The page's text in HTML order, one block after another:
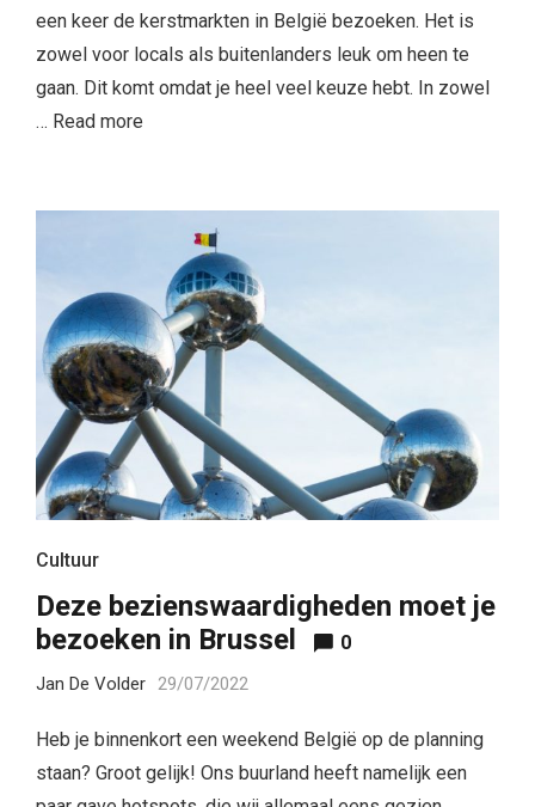
een keer de kerstmarkten in België bezoeken. Het is
zowel voor locals als buitenlanders leuk om heen te
gaan. Dit komt omdat je heel veel keuze hebt. In zowel
… Read more
Cultuur
Deze bezienswaardigheden moet je
bezoeken in Brussel
0
Jan De Volder 29/07/2022
Heb je binnenkort een weekend België op de planning
staan? Groot gelijk! Ons buurland heeft namelijk een